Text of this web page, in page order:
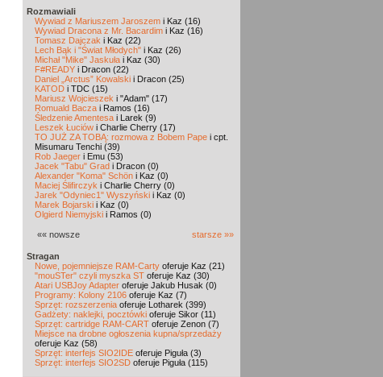
Rozmawiali
Wywiad z Mariuszem Jaroszem i Kaz (16)
Wywiad Dracona z Mr. Bacardim i Kaz (16)
Tomasz Dajczak i Kaz (22)
Lech Bąk i "Świat Młodych" i Kaz (26)
Michał "Mike" Jaskuła i Kaz (30)
F#READY i Dracon (22)
Daniel „Arctus” Kowalski i Dracon (25)
KATOD i TDC (15)
Mariusz Wojcieszek i "Adam" (17)
Romuald Bacza i Ramos (16)
Śledzenie Amentesa i Larek (9)
Leszek Łuciów i Charlie Cherry (17)
TO JUŻ ZA TOBĄ: rozmowa z Bobem Pape i cpt.
Misumaru Tenchi (39)
Rob Jaeger i Emu (53)
Jacek "Tabu" Grad i Dracon (0)
Alexander "Koma" Schön i Kaz (0)
Maciej Ślifirczyk i Charlie Cherry (0)
Jarek "Odyniec1" Wyszyński i Kaz (0)
Marek Bojarski i Kaz (0)
Olgierd Niemyjski i Ramos (0)
«« nowsze starsze »»
Stragan
Nowe, pojemniejsze RAM-Carty oferuje Kaz (21)
"mouSTer" czyli myszka ST oferuje Kaz (30)
Atari USBJoy Adapter oferuje Jakub Husak (0)
Programy: Kolony 2106 oferuje Kaz (7)
Sprzęt: rozszerzenia oferuje Lotharek (399)
Gadżety: naklejki, pocztówki oferuje Sikor (11)
Sprzęt: cartridge RAM-CART oferuje Zenon (7)
Miejsce na drobne ogłoszenia kupna/sprzedaży
oferuje Kaz (58)
Sprzęt: interfejs SIO2IDE oferuje Piguła (3)
Sprzęt: interfejs SIO2SD oferuje Piguła (115)